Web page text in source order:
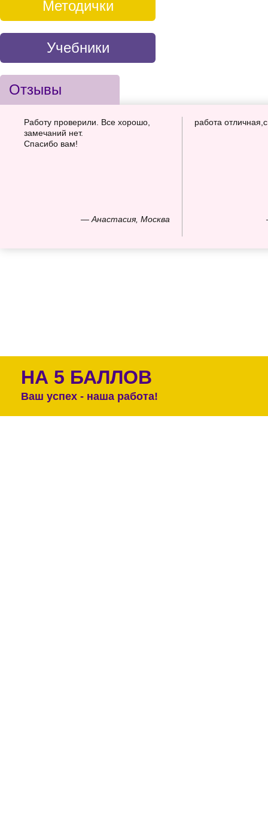
Методички
Учебники
Отзывы
— Анастасия, Москва
Работу проверили. Все хорошо,
замечаний нет.
Спасибо вам!
работа
НА 5 БАЛЛОВ
Ваш успех - наша работа!